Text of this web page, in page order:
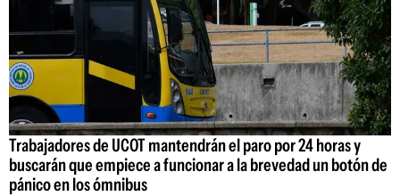
Trabajadores de UCOT mantendrán el paro por 24 horas y
buscarán que empiece a funcionar a la brevedad un botón de
pánico en los ómnibus